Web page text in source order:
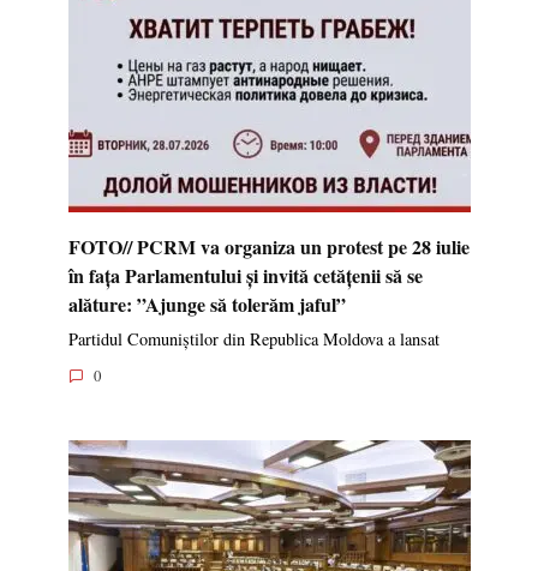
FOTO// PCRM va organiza un protest pe 28 iulie
în fața Parlamentului și invită cetățenii să se
alăture: ”Ajunge să tolerăm jaful”
Partidul Comuniștilor din Republica Moldova a lansat
0